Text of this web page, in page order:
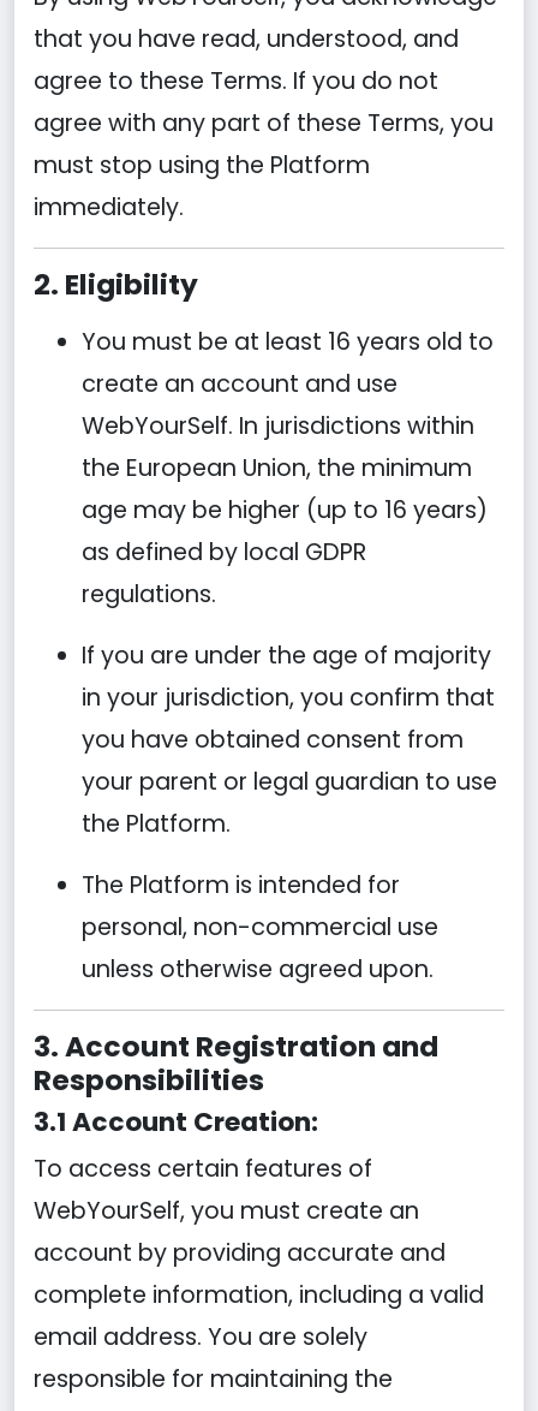
that you have read, understood, and
agree to these Terms. If you do not
agree with any part of these Terms, you
must stop using the Platform
immediately.
2. Eligibility
You must be at least 16 years old to
create an account and use
WebYourSelf. In jurisdictions within
the European Union, the minimum
age may be higher (up to 16 years)
as defined by local GDPR
regulations.
If you are under the age of majority
in your jurisdiction, you confirm that
you have obtained consent from
your parent or legal guardian to use
the Platform.
The Platform is intended for
personal, non-commercial use
unless otherwise agreed upon.
3. Account Registration and
Responsibilities
3.1 Account Creation:
To access certain features of
WebYourSelf, you must create an
account by providing accurate and
complete information, including a valid
email address. You are solely
responsible for maintaining the